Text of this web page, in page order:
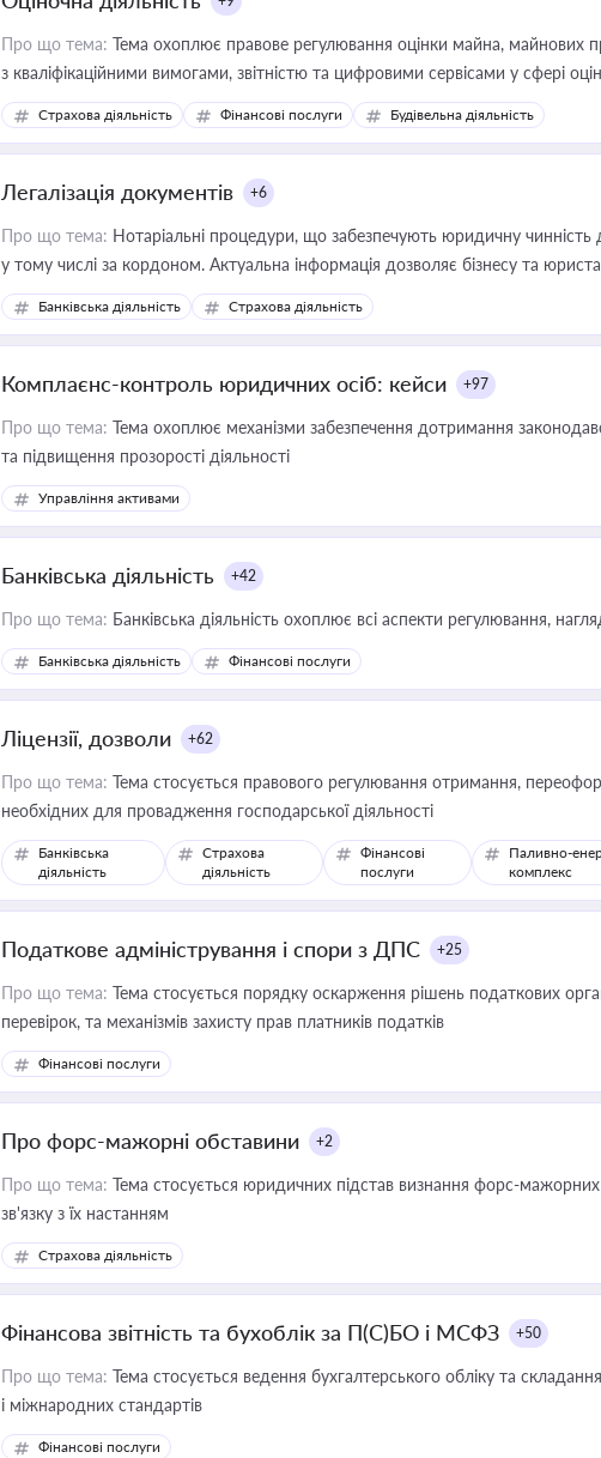
Про що тема: Тема охоплює правове регулювання оцінки майна, майнових
з кваліфікаційними вимогами, звітністю та цифровими сервісами у сфері
медійних змін у цій сфері корисне для власника бізнесу, керівника, юриста
приватизації, оренди державного майна, корпоративних угод і перевірки
Страхова діяльність Фінансові послуги Будівельна діяльність
Легалізація документів +6
Про що тема: Нотаріальні процедури, що забезпечують юридичну чинність
у тому числі за кордоном. Актуальна інформація дозволяє бізнесу та
ризиків недійсності та забезпечувати їх належне прийняття органами влади
Банківська діяльність Страхова діяльність
Комплаєнс-контроль юридичних осіб: кейси +97
Про що тема: Тема охоплює механізми забезпечення дотримання
та підвищення прозорості діяльності
Управління активами
Банківська діяльність +42
Про що тема: Банківська діяльність охоплює всі аспекти регулювання,
Банківська діяльність Фінансові послуги
Ліцензії, дозволи +62
Про що тема: Тема стосується правового регулювання отримання,
необхідних для провадження господарської діяльності
Банківська
діяльність
Страхова
діяльність
Фінансові
послуги
Паливно-
комплекс
Податкове адміністрування і спори з ДПС +25
Про що тема: Тема стосується порядку оскарження рішень податкових
перевірок, та механізмів захисту прав платників податків
Фінансові послуги
Про форс-мажорні обставини +2
Про що тема: Тема стосується юридичних підстав визнання форс-мажорних
зв'язку з їх настанням
Страхова діяльність
Фінансова звітність та бухоблік за П(С)БО і МСФЗ +50
Про що тема: Тема стосується ведення бухгалтерського обліку та
і міжнародних стандартів
Фінансові послуги